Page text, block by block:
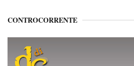
CONTROCORRENTE